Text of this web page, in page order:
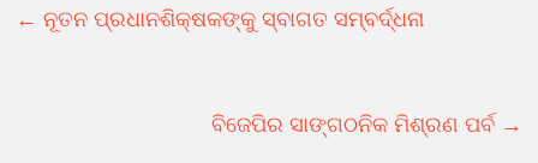
← ନୂତନ ପ୍ରଧାନଶିକ୍ଷକଙ୍କୁ ସ୍ବାଗତ ସମ୍ବର୍ଦ୍ଧନା
ବିଜେପିର ସାଙ୍ଗଠନିକ ମିଶ୍ରଣ ପର୍ବ →